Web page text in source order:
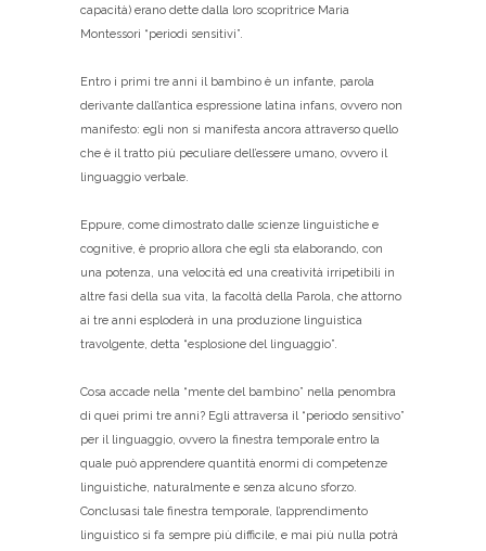
capacità) erano dette dalla loro scopritrice Maria
Montessori “periodi sensitivi”.
Entro i primi tre anni il bambino è un infante, parola
derivante dall’antica espressione latina infans, ovvero non
manifesto: egli non si manifesta ancora attraverso quello
che è il tratto più peculiare dell’essere umano, ovvero il
linguaggio verbale.
Eppure, come dimostrato dalle scienze linguistiche e
cognitive, è proprio allora che egli sta elaborando, con
una potenza, una velocità ed una creatività irripetibili in
altre fasi della sua vita, la facoltà della Parola, che attorno
ai tre anni esploderà in una produzione linguistica
travolgente, detta “esplosione del linguaggio”.
Cosa accade nella “mente del bambino” nella penombra
di quei primi tre anni? Egli attraversa il “periodo sensitivo”
per il linguaggio, ovvero la finestra temporale entro la
quale può apprendere quantità enormi di competenze
linguistiche, naturalmente e senza alcuno sforzo.
Conclusasi tale finestra temporale, l’apprendimento
linguistico si fa sempre più difficile, e mai più nulla potrà